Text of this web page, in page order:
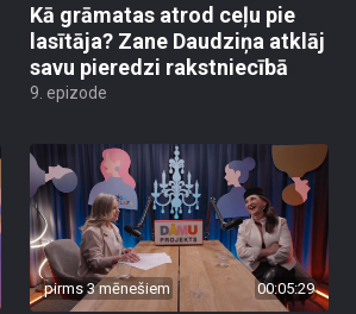
Kā grāmatas atrod ceļu pie
lasītāja? Zane Daudziņa atklāj
savu pieredzi rakstniecībā
9. epizode
pirms 3 mēnešiem 00:05:29